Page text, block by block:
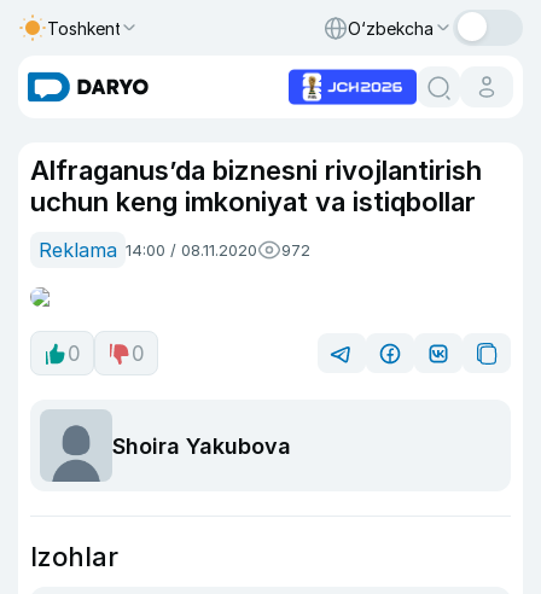
Toshkent O‘zbekcha
Alfraganus’da biznesni rivojlantirish
uchun keng imkoniyat va istiqbollar
Reklama 14:00 / 08.11.2020 972
0 0
Shoira Yakubova
Izohlar